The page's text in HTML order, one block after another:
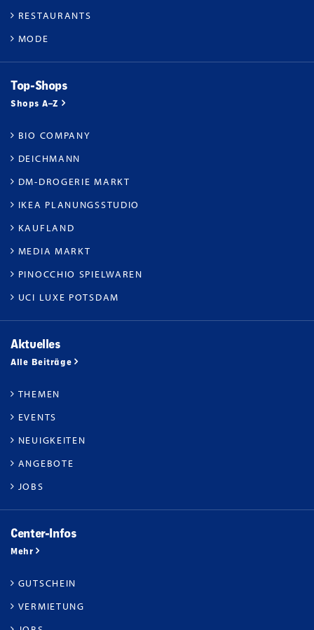
RESTAURANTS
MODE
Top-Shops
Shops A–Z
BIO COMPANY
DEICHMANN
DM-DROGERIE MARKT
IKEA PLANUNGSSTUDIO
KAUFLAND
MEDIA MARKT
PINOCCHIO SPIELWAREN
UCI LUXE POTSDAM
Aktuelles
Alle Beiträge
THEMEN
EVENTS
NEUIGKEITEN
ANGEBOTE
JOBS
Center-Infos
Mehr
GUTSCHEIN
VERMIETUNG